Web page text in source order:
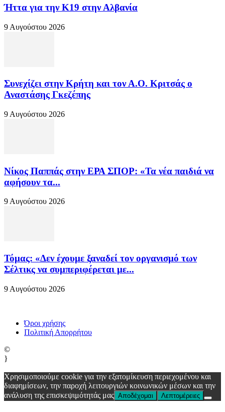
Ήττα για την Κ19 στην Αλβανία
9 Αυγούστου 2026
Συνεχίζει στην Κρήτη και τον Α.Ο. Κριτσάς ο
Αναστάσης Γκεζέπης
9 Αυγούστου 2026
Νίκος Παππάς στην ΕΡΑ ΣΠΟΡ: «Τα νέα παιδιά να
αφήσουν τα...
9 Αυγούστου 2026
Τόμας: «Δεν έχουμε ξαναδεί τον οργανισμό των
Σέλτικς να συμπεριφέρεται με...
9 Αυγούστου 2026
Όροι χρήσης
Πολιτική Απορρήτου
©
}
Χρησιμοποιούμε cookie για την εξατομίκευση περιεχομένου και
διαφημίσεων, την παροχή λειτουργιών κοινωνικών μέσων και την
ανάλυση της επισκεψιμότητάς μας Αποδέχομαι Λεπτομέρειες